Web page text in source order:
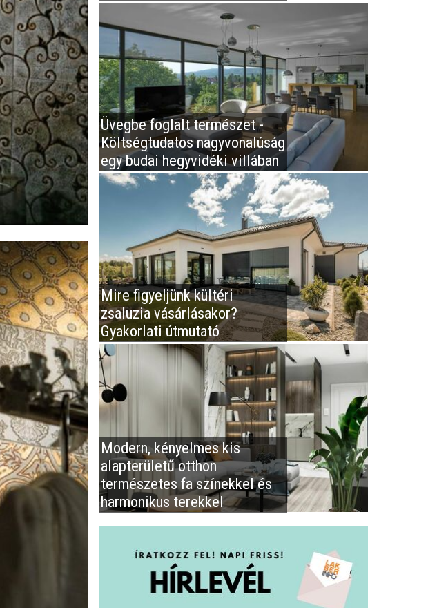
Üvegbe foglalt természet -
Költségtudatos nagyvonalúság
egy budai hegyvidéki villában
Mire figyeljünk kültéri
zsaluzia vásárlásakor?
Gyakorlati útmutató
Modern, kényelmes kis
alapterületű otthon
természetes fa színekkel és
harmonikus terekkel